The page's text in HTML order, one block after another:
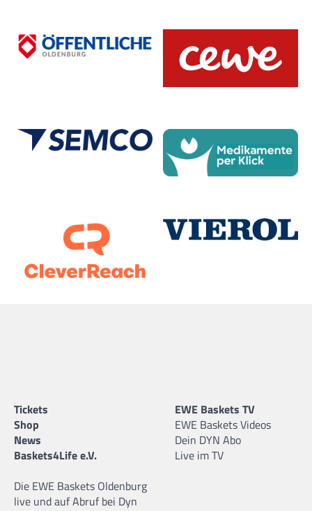
Tickets
Shop
News
Baskets4Life e.V.
Die EWE Baskets Oldenburg
live und auf Abruf bei Dyn
EWE Baskets TV
EWE Baskets Videos
Dein DYN Abo
Live im TV